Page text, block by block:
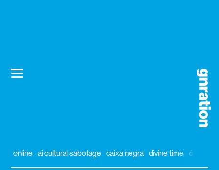
online ai cultural sabotage caixa negra divine time órbita